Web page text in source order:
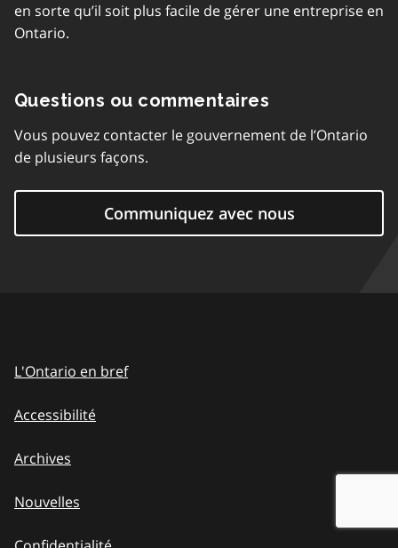
en sorte qu’il soit plus facile de gérer une entreprise en
Ontario.
Questions ou commentaires
Vous pouvez contacter le gouvernement de l’Ontario
de plusieurs façons.
Communiquez avec nous
L'Ontario en bref
Accessibilité
Archives
Nouvelles